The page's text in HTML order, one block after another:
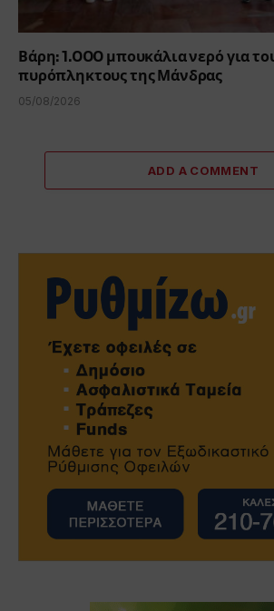
Βάρη: 1.000 μπουκάλια νερό για
πυρόπληκτους της Μάνδρας
05/08/2026
ADD A COMMENT